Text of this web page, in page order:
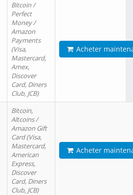
Bitcoin /
Perfect
Money /
Amazon
Payments
(Visa,
Mastercard,
Amex,
Discover
Card, Diners
Club, JCB)
Acheter
Bitcoin,
Altcoins /
Amazon Gift
Card (Visa,
Mastercard,
American
Express,
Discover
Card, Diners
Club, JCB)
Acheter